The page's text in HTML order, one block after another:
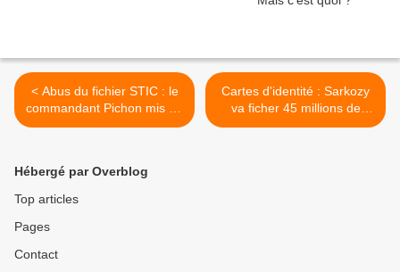
< Abus du fichier STIC : le
commandant Pichon mis en
retraite d'office
Cartes d'identité : Sarkozy
va ficher 45 millions de
Français ! >
Hébergé par Overblog
Top articles
Pages
Contact